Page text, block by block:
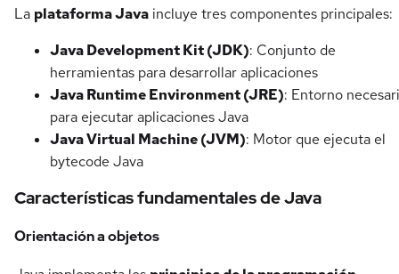
La plataforma Java incluye tres componentes principales:
Java Development Kit (JDK): Conjunto de
herramientas para desarrollar aplicaciones
Java Runtime Environment (JRE): Entorno
para ejecutar aplicaciones Java
Java Virtual Machine (JVM): Motor que ejecuta el
bytecode Java
Características fundamentales de Java
Orientación a objetos